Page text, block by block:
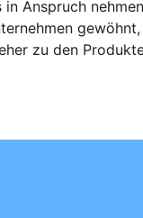
in Anspruch
zu den